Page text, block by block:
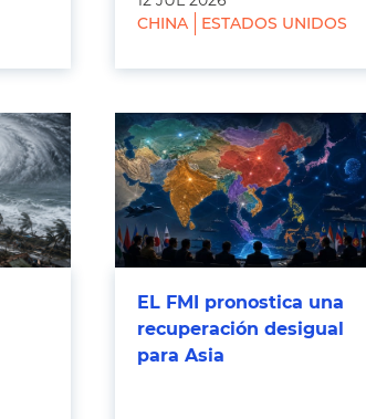
CHINA
ESTADOS UNIDOS
EL FMI pronostica una
recuperación desigual
para Asia